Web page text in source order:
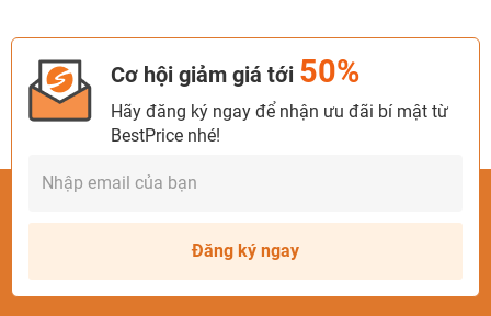
Cơ hội giảm giá tới 50%
Hãy đăng ký ngay để nhận ưu đãi bí mật từ
BestPrice nhé!
Đăng ký ngay